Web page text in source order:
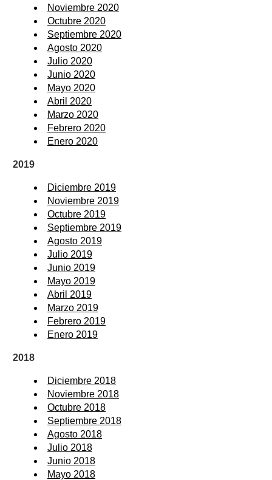
Noviembre 2020
Octubre 2020
Septiembre 2020
Agosto 2020
Julio 2020
Junio 2020
Mayo 2020
Abril 2020
Marzo 2020
Febrero 2020
Enero 2020
2019
Diciembre 2019
Noviembre 2019
Octubre 2019
Septiembre 2019
Agosto 2019
Julio 2019
Junio 2019
Mayo 2019
Abril 2019
Marzo 2019
Febrero 2019
Enero 2019
2018
Diciembre 2018
Noviembre 2018
Octubre 2018
Septiembre 2018
Agosto 2018
Julio 2018
Junio 2018
Mayo 2018